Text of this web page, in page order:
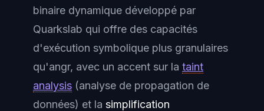
binaire dynamique développé par
Quarkslab qui offre des capacités
d'exécution symbolique plus granulaires
qu'angr, avec un accent sur la taint
analysis (analyse de propagation de
données) et la simplification